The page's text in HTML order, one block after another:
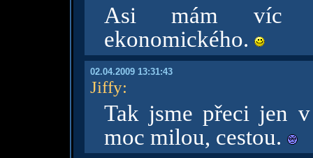
Asi mám víc
ekonomického.
02.04.2009 13:31:43
Jiffy:
Tak jsme přeci jen
moc milou, cestou.